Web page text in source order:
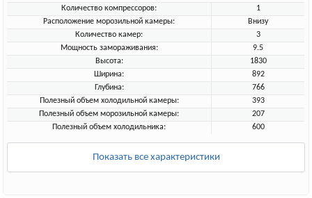
Количество компрессоров:
1
Расположение морозильной камеры:
Внизу
Количество камер:
3
Мощность замораживания:
9.5
Высота:
1830
Ширина:
892
Глубина:
766
Полезный объем холодильной камеры:
393
Полезный объем морозильной камеры:
207
Полезный объем холодильника:
600
Показать все характеристики